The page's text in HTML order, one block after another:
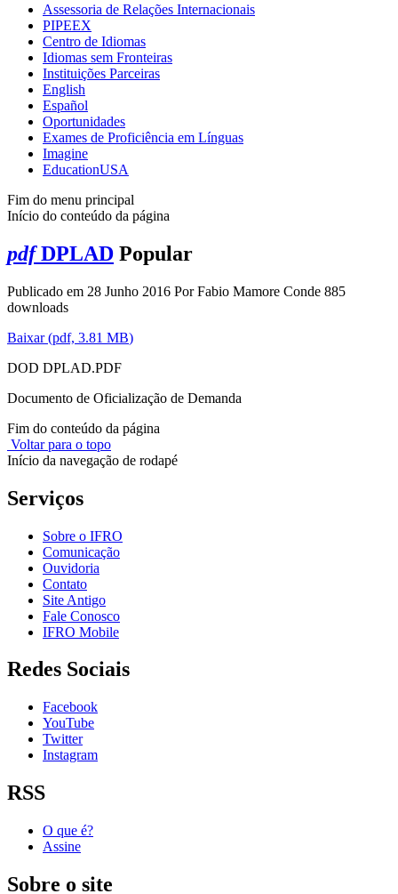
Assessoria de Relações Internacionais
PIPEEX
Centro de Idiomas
Idiomas sem Fronteiras
Instituições Parceiras
English
Español
Oportunidades
Exames de Proficiência em Línguas
Imagine
EducationUSA
Fim do menu principal
Início do conteúdo da página
pdf DPLAD Popular
Publicado em 28 Junho 2016 PorFabio Mamore Conde 885
downloads
Baixar(pdf, 3.81 MB)
DOD DPLAD.PDF
Documento de Oficialização de Demanda
Fim do conteúdo da página
Voltar para o topo
Início da navegação de rodapé
Serviços
Sobre o IFRO
Comunicação
Ouvidoria
Contato
Site Antigo
Fale Conosco
IFRO Mobile
Redes Sociais
Facebook
YouTube
Twitter
Instagram
RSS
O que é?
Assine
Sobre o site